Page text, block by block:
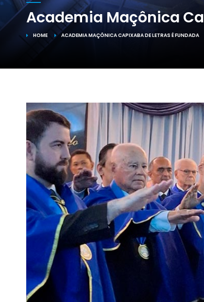
Academia Maçônica
HOME ACADEMIA MAÇÔNICA CAPIXABA DE LETRAS É FUNDADA